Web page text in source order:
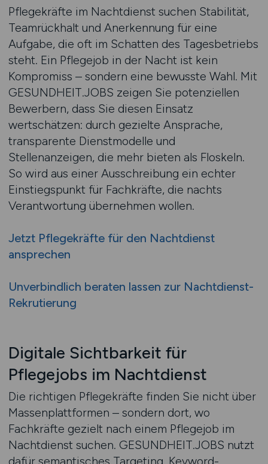
Pflegekräfte im Nachtdienst suchen Stabilität,
Teamrückhalt und Anerkennung für eine
Aufgabe, die oft im Schatten des Tagesbetriebs
steht. Ein Pflegejob in der Nacht ist kein
Kompromiss – sondern eine bewusste Wahl. Mit
GESUNDHEIT.JOBS zeigen Sie potenziellen
Bewerbern, dass Sie diesen Einsatz
wertschätzen: durch gezielte Ansprache,
transparente Dienstmodelle und
Stellenanzeigen, die mehr bieten als Floskeln.
So wird aus einer Ausschreibung ein echter
Einstiegspunkt für Fachkräfte, die nachts
Verantwortung übernehmen wollen.
Jetzt Pflegekräfte für den Nachtdienst
ansprechen
Unverbindlich beraten lassen zur Nachtdienst-
Rekrutierung
Digitale Sichtbarkeit für
Pflegejobs im Nachtdienst
Die richtigen Pflegekräfte finden Sie nicht über
Massenplattformen – sondern dort, wo
Fachkräfte gezielt nach einem Pflegejob im
Nachtdienst suchen. GESUNDHEIT.JOBS nutzt
dafür semantisches Targeting, Keyword-